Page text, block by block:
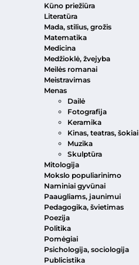
Kūno priežiūra
Literatūra
Mada, stilius, grožis
Matematika
Medicina
Medžioklė, žvejyba
Meilės romanai
Meistravimas
Menas
Dailė
Fotografija
Keramika
Kinas, teatras, šokiai
Muzika
Skulptūra
Mitologija
Mokslo populiarinimo
Naminiai gyvūnai
Paaugliams, jaunimui
Pedagogika, švietimas
Poezija
Politika
Pomėgiai
Psichologija, sociologija
Publicistika